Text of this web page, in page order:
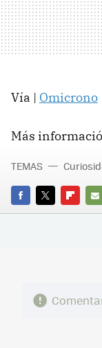
Vía | Omicrono
Más
FACEBOOK
TWITTER
E-
TEMAS